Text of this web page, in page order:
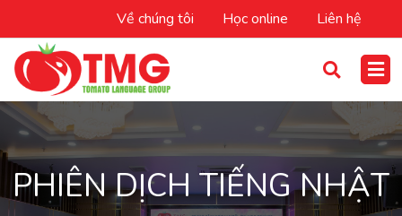
Về chúng tôi Học online Liên hệ
PHIÊN DỊCH TIẾNG NHẬT